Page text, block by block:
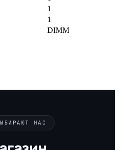
1
1
DIMM
НАС